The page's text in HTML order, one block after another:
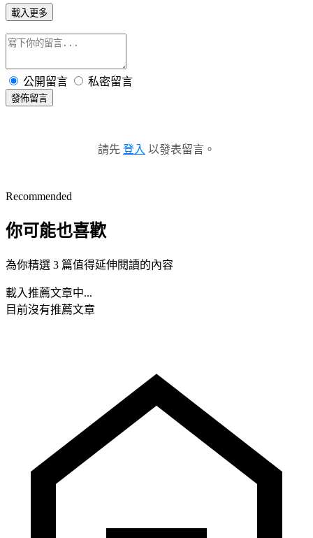
載入更多
公開留言 私密留言
發佈留言
請先 登入 以發表留言。
Recommended
你可能也喜歡
為你精選 3 篇值得延伸閱讀的內容
載入推薦文章中...
目前沒有推薦文章